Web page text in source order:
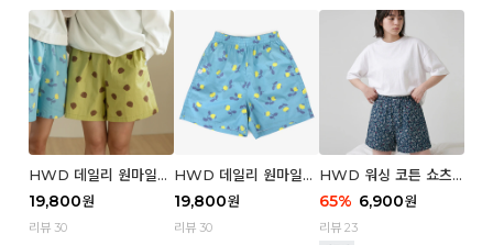
HWD 데일리 원마일
쇼츠 - 03 Poodle (우
먼)
19,800원
리뷰 30
HWD 데일리 원마일
쇼츠 - 02 Chouchou
(우먼)
19,800원
리뷰 30
HWD 워싱 코튼 쇼츠
(우먼) - 03 Berry tre
e
65% 6,900원
리뷰 23